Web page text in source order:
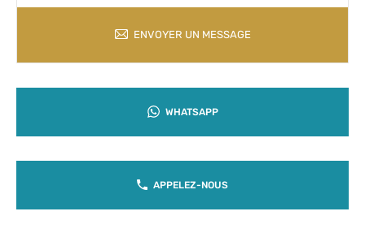
ENVOYER UN MESSAGE
WHATSAPP
APPELEZ-NOUS